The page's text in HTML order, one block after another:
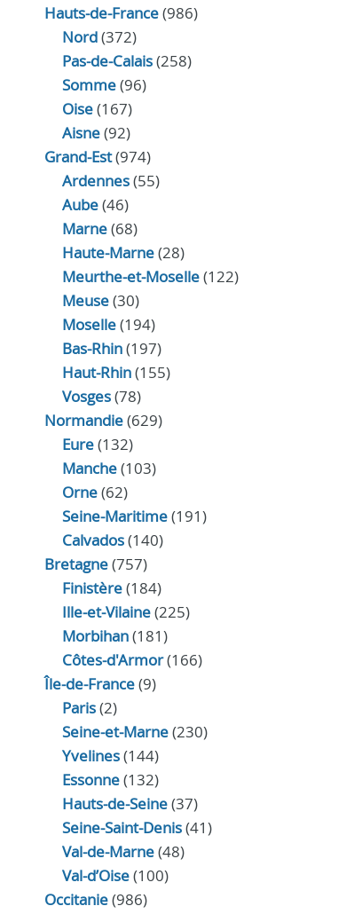
Hauts-de-France(986)
Nord(372)
Pas-de-Calais(258)
Somme(96)
Oise(167)
Aisne(92)
Grand-Est(974)
Ardennes(55)
Aube(46)
Marne(68)
Haute-Marne(28)
Meurthe-et-Moselle(122)
Meuse(30)
Moselle(194)
Bas-Rhin(197)
Haut-Rhin(155)
Vosges(78)
Normandie(629)
Eure(132)
Manche(103)
Orne(62)
Seine-Maritime(191)
Calvados(140)
Bretagne(757)
Finistère(184)
Ille-et-Vilaine(225)
Morbihan(181)
Côtes-d'Armor(166)
Île-de-France(9)
Paris(2)
Seine-et-Marne(230)
Yvelines(144)
Essonne(132)
Hauts-de-Seine(37)
Seine-Saint-Denis(41)
Val-de-Marne(48)
Val-d’Oise(100)
Occitanie(986)